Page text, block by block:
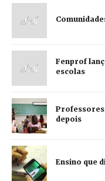
Fenprof
escolas
depois
Ensino que